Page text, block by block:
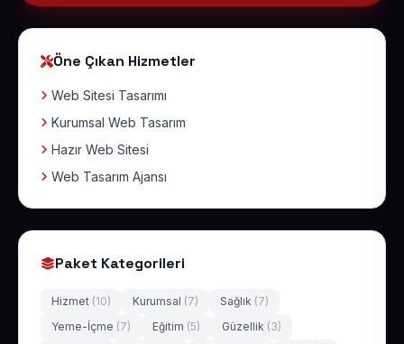
Öne Çıkan Hizmetler
Web Sitesi Tasarımı
Kurumsal Web Tasarım
Hazır Web Sitesi
Web Tasarım Ajansı
Paket Kategorileri
Hizmet (10) Kurumsal (7) Sağlık (7)
Yeme-İçme (7) Eğitim (5) Güzellik (3)